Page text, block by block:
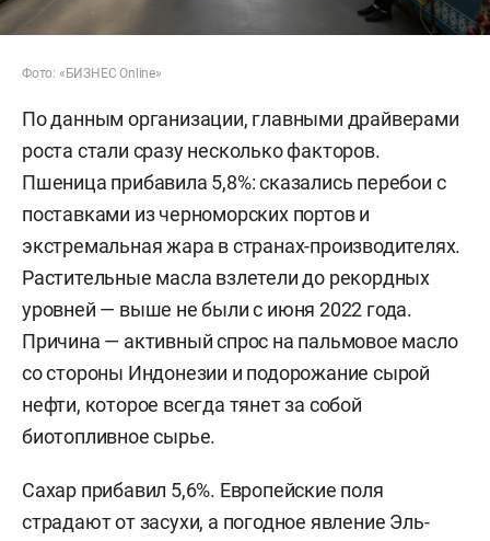
Фото: «БИЗНЕС Online»
По данным организации, главными драйверами
роста стали сразу несколько факторов.
Пшеница прибавила 5,8%: сказались перебои с
поставками из черноморских портов и
экстремальная жара в странах-производителях.
Растительные масла взлетели до рекордных
уровней — выше не были с июня 2022 года.
Причина — активный спрос на пальмовое масло
со стороны Индонезии и подорожание сырой
нефти, которое всегда тянет за собой
биотопливное сырье.
Сахар прибавил 5,6%. Европейские поля
страдают от засухи, а погодное явление Эль-